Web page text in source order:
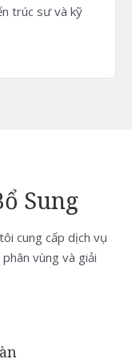
trúc sư và kỹ
Sung
cung cấp dịch vụ
vùng và giải